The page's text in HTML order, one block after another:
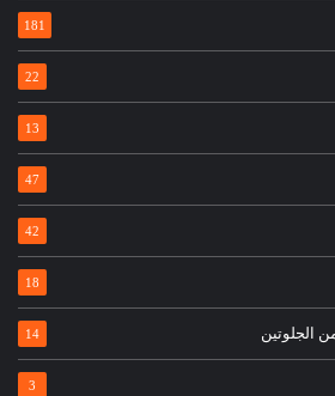
181
22
13
47
42
18
14
3